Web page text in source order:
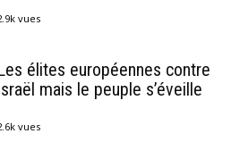
vues
élites européennes contre
mais le peuple s’éveille
vues